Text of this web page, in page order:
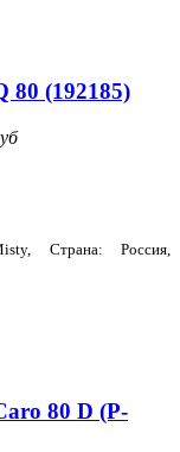
80 (192185)
Страна: Россия,
80 D (Р-